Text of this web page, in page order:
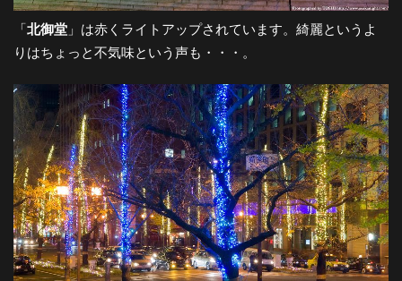
「北御堂 」は赤くライトアップされています。綺麗というよ
りはちょっと不気味という声も・・・。